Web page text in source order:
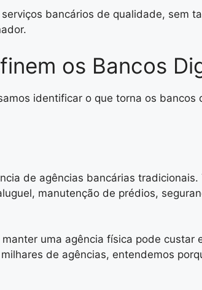
bancários de qualidade, sem
os Bancos
identificar o que torna os
de agências bancárias
manutenção de prédios,
uma agência física pode
de agências, entendemos